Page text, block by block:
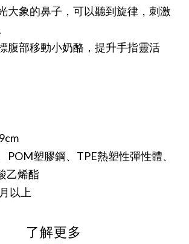
大象的鼻子，可以聽到旋律，刺激
腹部移動小奶酪，提升手指靈活
POM塑膠鋼、TPE熱塑性彈性體、
乙烯酯
以上
了解更多